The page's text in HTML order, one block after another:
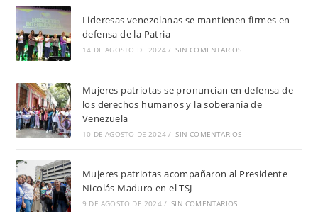
Lideresas venezolanas se mantienen firmes en
defensa de la Patria
14 DE AGOSTO DE 2024 / SIN COMENTARIOS
Mujeres patriotas se pronuncian en defensa de
los derechos humanos y la soberanía de
Venezuela
10 DE AGOSTO DE 2024 / SIN COMENTARIOS
Mujeres patriotas acompañaron al Presidente
Nicolás Maduro en el TSJ
9 DE AGOSTO DE 2024 / SIN COMENTARIOS